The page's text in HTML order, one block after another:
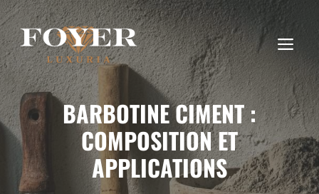
Aller
au
contenu
BARBOTINE CIMENT :
COMPOSITION ET
APPLICATIONS